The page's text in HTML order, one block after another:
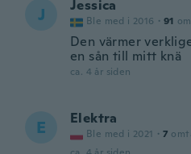
J Jessica
Ble med i 2016 · 91
Den värmer
en sån till mitt knä
ca. 4 år siden
E Elektra
Ble med i 2021 · 7